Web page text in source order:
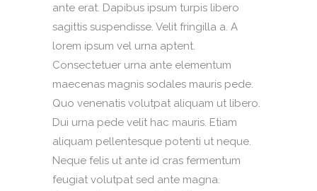
ante erat. Dapibus ipsum turpis libero
sagittis suspendisse. Velit fringilla a. A
lorem ipsum vel urna aptent.
Consectetuer urna ante elementum
maecenas magnis sodales mauris pede.
Quo venenatis volutpat aliquam ut libero.
Dui urna pede velit hac mauris. Etiam
aliquam pellentesque potenti ut neque.
Neque felis ut ante id cras fermentum
feugiat volutpat sed ante magna.